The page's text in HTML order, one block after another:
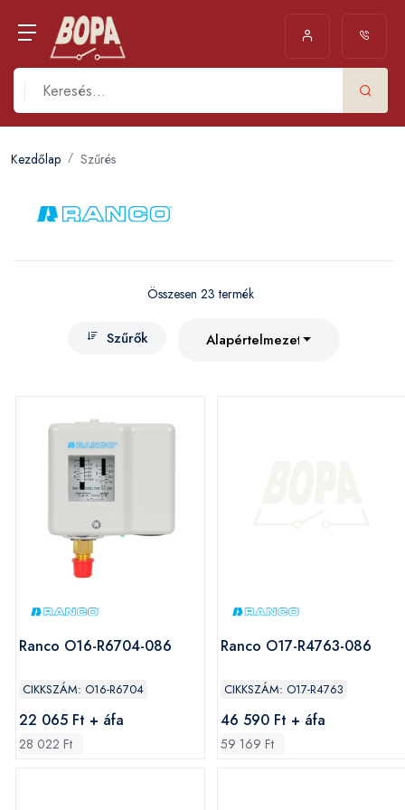
Kezdőlap Szűrés
Összesen 23 termék
Szűrők Alapértelmezett
Ranco O16-R6704-086
CIKKSZÁM: O16-R6704
22 065 Ft + áfa
28 022 Ft
Ranco O17-R4763-086
CIKKSZÁM: O17-R4763
46 590 Ft + áfa
59 169 Ft